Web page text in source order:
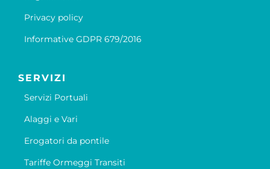
Privacy policy
Informative GDPR 679/2016
SERVIZI
Servizi Portuali
Alaggi e Vari
Erogatori da pontile
Tariffe Ormeggi Transiti